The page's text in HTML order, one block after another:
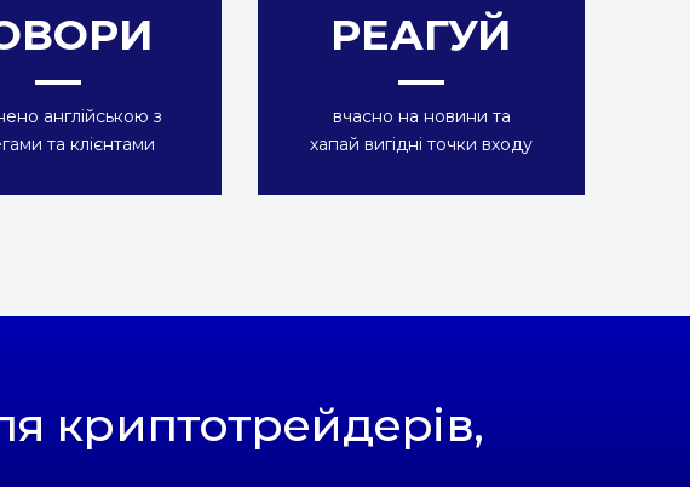
англійською з
та клієнтами
РЕАГУЙ
вчасно на новини та
хапай вигідні точки входу
криптотрейдерів,